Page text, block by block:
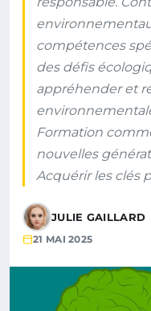
compétences
des défis
appréhender et
Formation
nouvelles
Acquérir les clés
JULIE GAILLARD
21 MAI 2025